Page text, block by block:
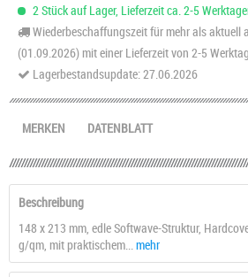
2 Stück auf Lager, Lieferzeit ca. 2-5
Wiederbeschaffungszeit für mehr als aktuell
(01.09.2026) mit einer Lieferzeit von 2-5
Lagerbestandsupdate: 27.06.2026
DATENBLATT
MERKEN
Beschreibung
148 x 213 mm, edle Softwave-Struktur,
g/qm, mit praktischem...
mehr